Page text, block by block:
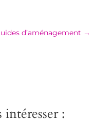
d’aménagement →
: